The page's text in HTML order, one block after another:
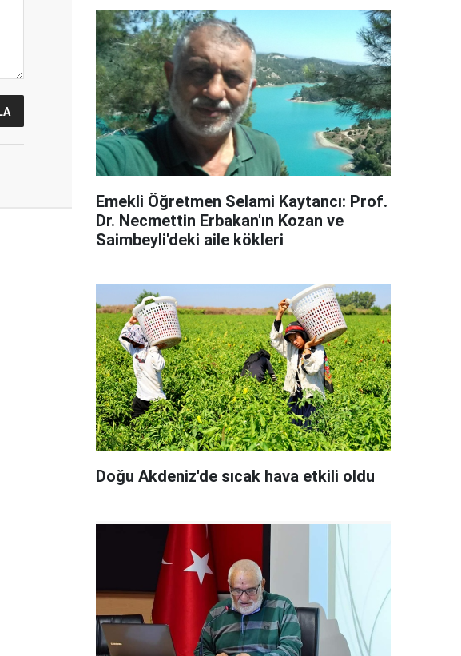
Emekli Öğretmen Selami Kaytancı: Prof.
Dr. Necmettin Erbakan'ın Kozan ve
Saimbeyli'deki aile kökleri
Doğu Akdeniz'de sıcak hava etkili oldu